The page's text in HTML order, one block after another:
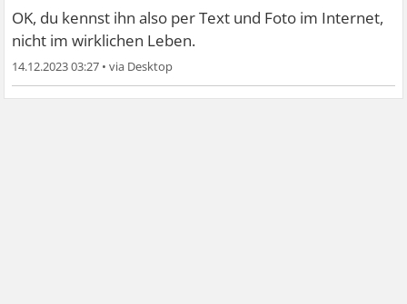
OK, du kennst ihn also per Text und Foto im Internet,
nicht im wirklichen Leben.
14.12.2023 03:27 •